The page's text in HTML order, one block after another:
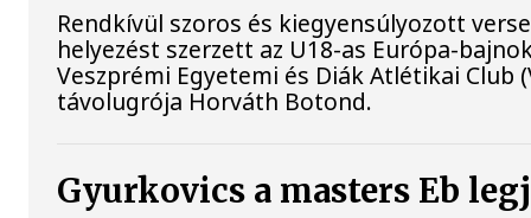
Rendkívül szoros és kiegyensúlyozott
helyezést szerzett az U18-as Európa-
Veszprémi Egyetemi és Diák Atlétikai Club
távolugrója Horváth Botond.
Gyurkovics a masters Eb